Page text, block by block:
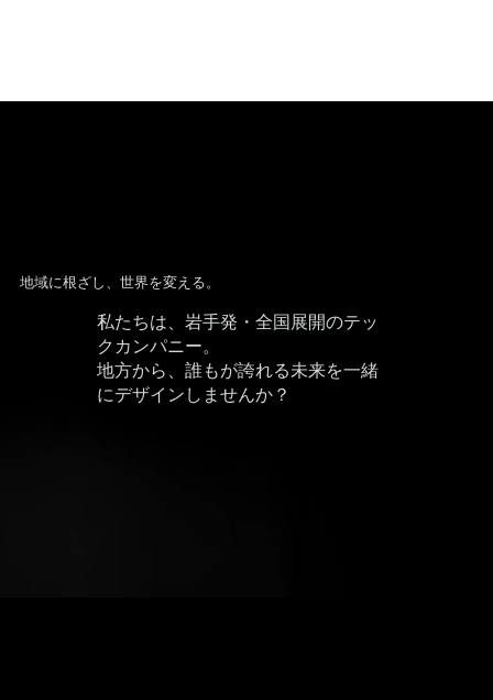
地域に根ざし、世界を変える。
私たちは、岩手発・全国展開のテッ
クカンパニー。
地方から、誰もが誇れる未来を一緒
にデザインしませんか？